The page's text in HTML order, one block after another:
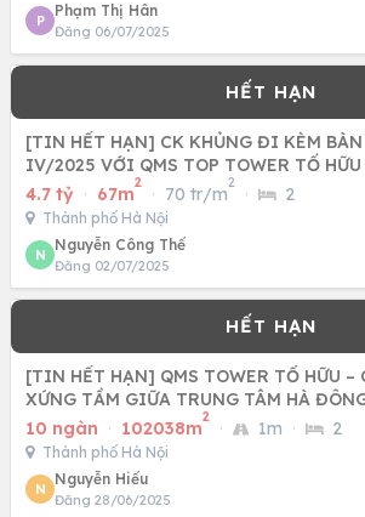
P
Phạm Thị Hân
Đăng 06/07/2025
[TIN HẾT HẠN] CK KHỦNG ĐI KÈM
IV/2025 VỚI QMS TOP TOWER TỐ
4.7 tỷ · 67m
2
· 70 tr/m
2
· 2
Thành phố Hà Nội
N
Nguyễn Công Thế
Đăng 02/07/2025
[TIN HẾT HẠN] QMS TOWER TỐ HỮU –
XỨNG TẦM GIỮA TRUNG TÂM HÀ
10 ngàn · 102038m
2
· 1m · 2
Thành phố Hà Nội
N
Nguyễn Hiếu
Đăng 28/06/2025